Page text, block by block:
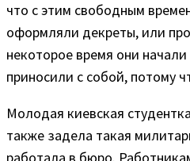
что с этим свободным
оформляли декреты, или
некоторое время они
приносили с собой, потому
Молодая киевская
также задела такая